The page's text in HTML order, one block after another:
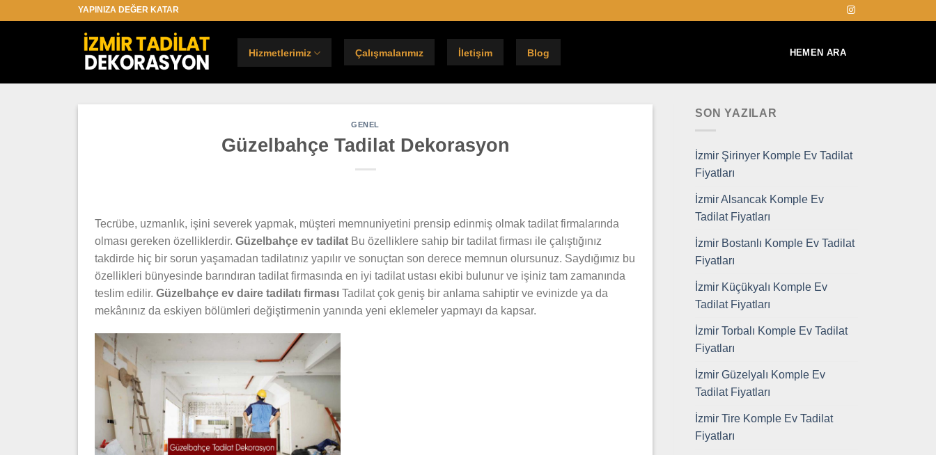
YAPINIZA DEĞER KATAR
Hizmetlerimiz Çalışmalarımız İletişim Blog HEMEN ARA
GENEL
Güzelbahçe Tadilat Dekorasyon
Tecrübe, uzmanlık, işini severek yapmak, müşteri memnuniyetini prensip edinmiş olmak tadilat firmalarında
olması gereken özelliklerdir. Güzelbahçe ev tadilat Bu özelliklere sahip bir tadilat firması ile çalıştığınız
takdirde hiç bir sorun yaşamadan tadilatınız yapılır ve sonuçtan son derece memnun olursunuz. Saydığımız bu
özellikleri bünyesinde barındıran tadilat firmasında en iyi tadilat ustası ekibi bulunur ve işiniz tam zamanında
teslim edilir. Güzelbahçe ev daire tadilatı firması Tadilat çok geniş bir anlama sahiptir ve evinizde ya da
mekânınız da eskiyen bölümleri değiştirmenin yanında yeni eklemeler yapmayı da kapsar.
SON YAZILAR
İzmir Şirinyer Komple Ev Tadilat
Fiyatları
İzmir Alsancak Komple Ev
Tadilat Fiyatları
İzmir Bostanlı Komple Ev Tadilat
Fiyatları
İzmir Küçükyalı Komple Ev
Tadilat Fiyatları
İzmir Torbalı Komple Ev Tadilat
Fiyatları
İzmir Güzelyalı Komple Ev
Tadilat Fiyatları
İzmir Tire Komple Ev Tadilat
Fiyatları